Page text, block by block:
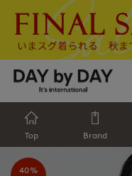
Top Brand
40%